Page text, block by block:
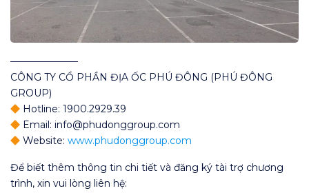
———————
CÔNG TY CỔ PHẦN ĐỊA ỐC PHÚ ĐÔNG (PHÚ ĐÔNG
GROUP)
Hotline: 1900.2929.39
Email: info@phudonggroup.com
Website: www.phudonggroup.com
Để biết thêm thông tin chi tiết và đăng ký tài trợ chương
trình, xin vui lòng liên hệ: